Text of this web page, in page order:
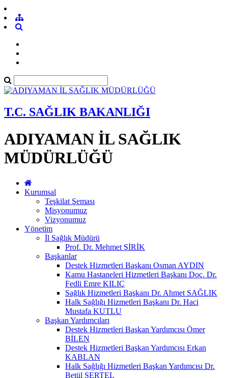
T.C. SAĞLIK BAKANLIĞI
ADIYAMAN İL SAĞLIK
MÜDÜRLÜĞÜ
Kurumsal
Teşkilat Şeması
Misyonumuz
Vizyonumuz
Yönetim
İl Sağlık Müdürü
Prof. Dr. Mehmet ŞİRİK
Başkanlar
Destek Hizmetleri Başkanı Osman AYDIN
Kamu Hastaneleri Hizmetleri Başkanı Doç. Dr.
Fedli Emre KILIÇ
Sağlık Hizmetleri Başkanı Dr. Ahmet SAĞLIK
Halk Sağlığı Hizmetleri Başkanı Dr. Haci
Mustafa KUTLU
Başkan Yardımcıları
Destek Hizmetleri Başkan Yardımcısı Ömer
BİLEN
Destek Hizmetleri Başkan Yardımcısı Erkan
KABLAN
Halk Sağlığı Hizmetleri Başkan Yardımcısı Dr.
Betül SERTEL